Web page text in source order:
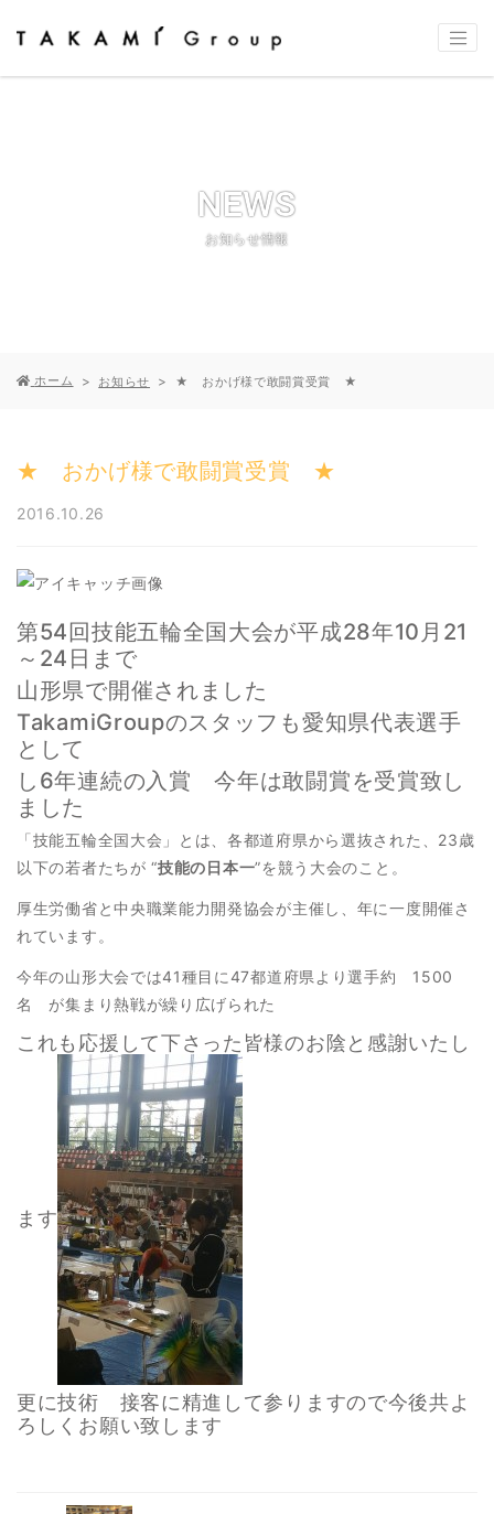
NEWS
お知らせ情報
ホーム お知らせ ★ おかげ様で敢闘賞受賞 ★
★ おかげ様で敢闘賞受賞 ★
2016.10.26
第54回技能五輪全国大会が平成28年10月21
～24日まで
山形県で開催されました
TakamiGroupのスタッフも愛知県代表選手
として
し6年連続の入賞 今年は敢闘賞を受賞致し
ました
「技能五輪全国大会」とは、各都道府県から選抜された、23歳
以下の若者たちが “技能の日本一”を競う大会のこと。
厚生労働省と中央職業能力開発協会が主催し、年に一度開催さ
れています。
今年の山形大会では41種目に47都道府県より選手約 1500
名 が集まり熱戦が繰り広げられた
これも応援して下さった皆様のお陰と感謝いたし
ます
更に技術 接客に精進して参りますので今後共よ
ろしくお願い致します